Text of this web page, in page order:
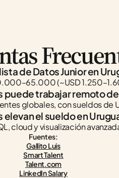
de Datos Junior en
(~USD
puede trabajar remoto
globales, con sueldos
elevan el sueldo en
cloud y visualización
Fuentes:
Gallito Luis
Smart Talent
Talent.com
LinkedIn Salary